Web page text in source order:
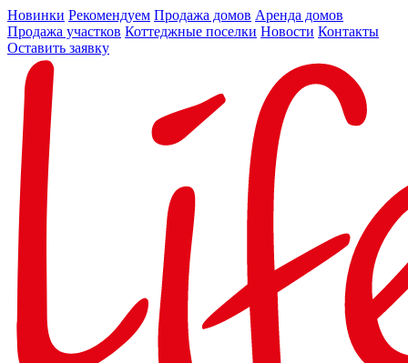
Новинки Рекомендуем Продажа домов Аренда домов
Продажа участков Коттеджные поселки Новости Контакты
Оставить заявку